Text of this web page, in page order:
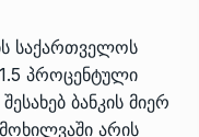
საქართველოს
პროცენტული
ბანკის მიერ
არის